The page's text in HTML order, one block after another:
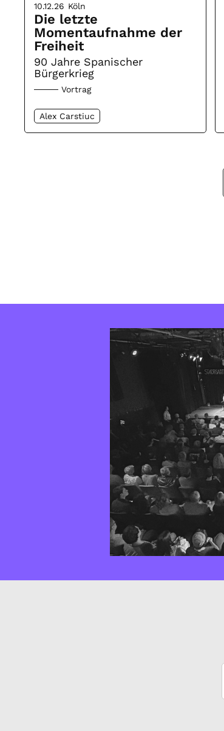
10.12.26 Köln
Die letzte
Momentaufnahme der
Freiheit
90 Jahre Spanischer
Bürgerkrieg
Vortrag
Alex Carstiuc